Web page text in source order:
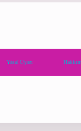
Yasal Uyarı